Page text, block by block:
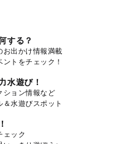
する？
お出かけ情報満載
トをチェック！
水遊び！
ション情報など
水遊びスポット
ェック